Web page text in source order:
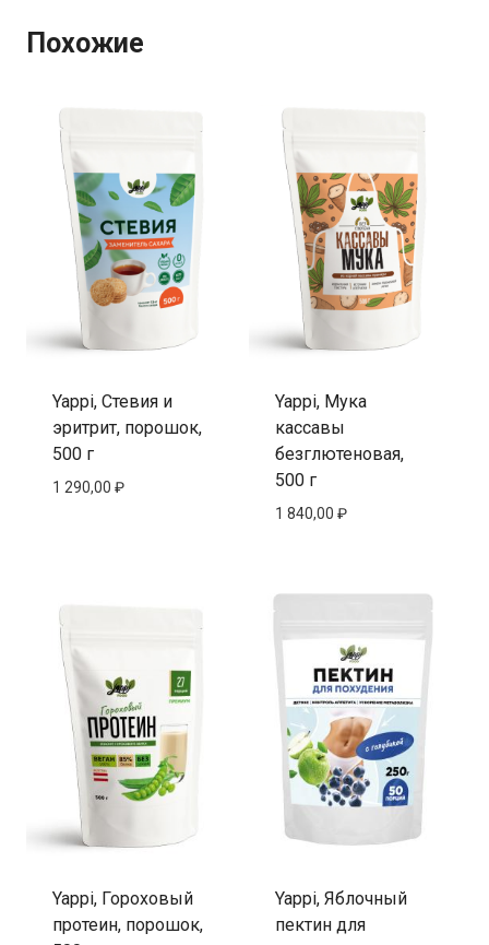
Похожие
Yappi, Стевия и
эритрит, порошок,
500 г
1 290,00 ₽
Yappi, Мука
кассавы
безглютеновая,
500 г
1 840,00 ₽
Yappi, Гороховый
протеин, порошок,
Yappi, Яблочный
пектин для